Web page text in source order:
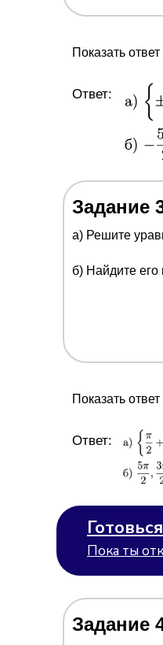
Показать
Ответ:
Задание
a) Решите
б) Найдите
Показать
Ответ:
Пока ты
Задание